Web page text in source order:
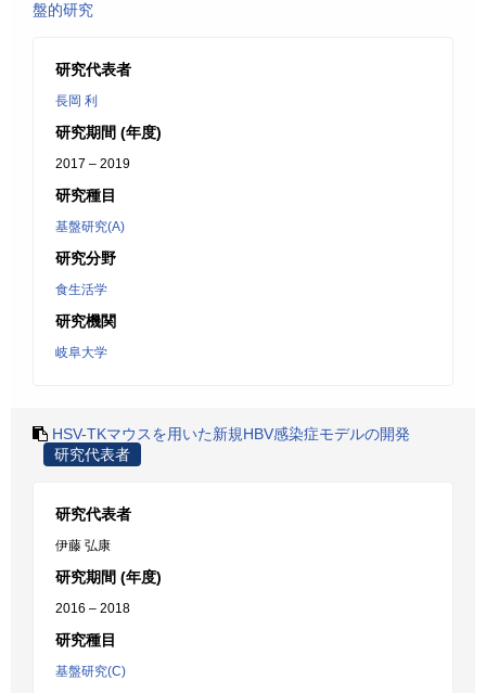
盤的研究
研究代表者
長岡 利
研究期間 (年度)
2017 – 2019
研究種目
基盤研究(A)
研究分野
食生活学
研究機関
岐阜大学
HSV-TKマウスを用いた新規HBV感染症モデルの開発
研究代表者
研究代表者
伊藤 弘康
研究期間 (年度)
2016 – 2018
研究種目
基盤研究(C)